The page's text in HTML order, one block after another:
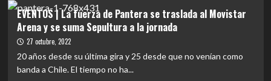
con
la
banda
chilena
EVENTOS
|
The
Ocean
Collective
Chile
EVENTOS | La fuerza de Pantera se traslada al Movistar
Arena y se suma Sepultura a la jornada
27 octubre, 2022
20 años desde su última gira y 25 desde que no venían como
banda a Chile. El tiempo no ha...